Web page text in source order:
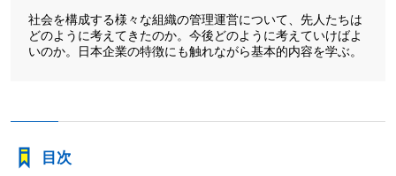
社会を構成する様々な組織の管理運営について、先人たちは
どのように考えてきたのか。今後どのように考えていけばよ
いのか。日本企業の特徴にも触れながら基本的内容を学ぶ。
目次